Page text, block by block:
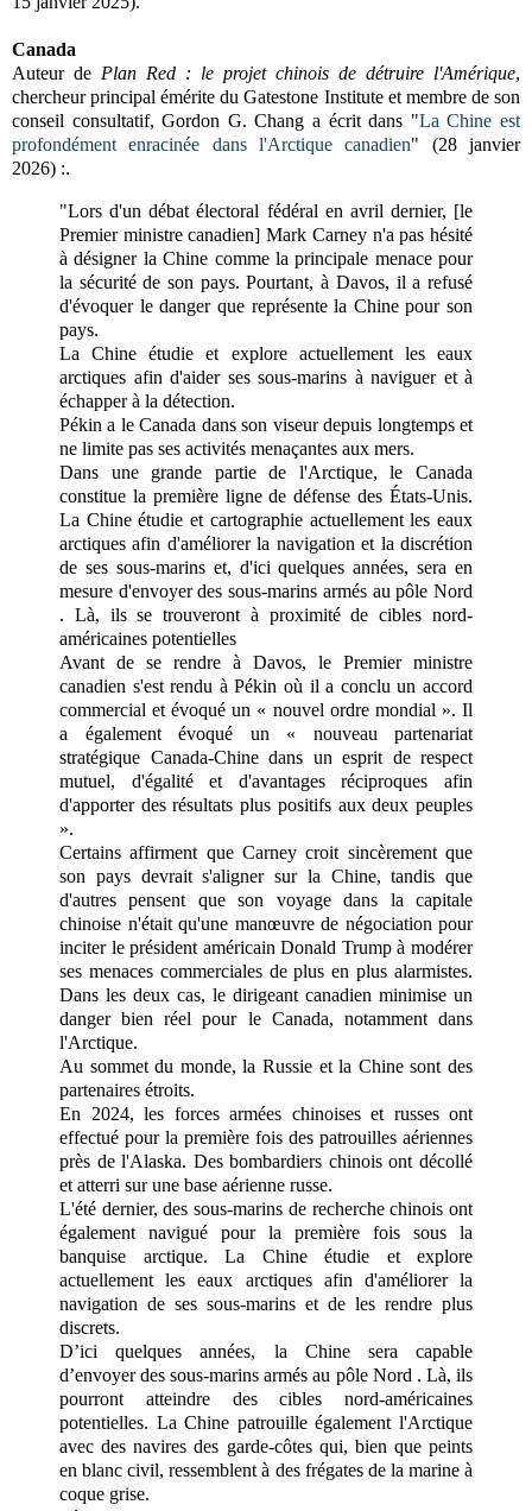
Canada
Auteur de Plan Red : le projet chinois de détruire l'Amérique,
chercheur principal émérite du Gatestone Institute et membre de son
conseil consultatif,Gordon G. Chang a écrit dans "La Chine est
profondément enracinée dans l'Arctique canadien" (28 janvier
2026) :.
"Lors d'un débat électoral fédéral en avril dernier, [le
Premier ministre canadien] Mark Carney n'a pas hésité
à désigner la Chine comme la principale menace pour
la sécurité de son pays. Pourtant, à Davos, il a refusé
d'évoquer le danger que représente la Chine pour son
pays.
La Chine étudie et explore actuellement les eaux
arctiques afin d'aider ses sous-marins à naviguer et à
échapper à la détection.
Pékin a le Canada dans son viseur depuis longtemps et
ne limite pas ses activités menaçantes aux mers.
Dans une grande partie de l'Arctique, le Canada
constitue la première ligne de défense des États-Unis.
La Chine étudie et cartographie actuellement les eaux
arctiques afin d'améliorer la navigation et la discrétion
de ses sous-marins et, d'ici quelques années, sera en
mesure d'envoyer des sous-marins armés au pôle Nord
. Là, ils se trouveront à proximité de cibles nord-
américaines potentielles
Avant de se rendre à Davos, le Premier ministre
canadien s'est rendu à Pékin où il a conclu un accord
commercial et évoqué un « nouvel ordre mondial ». Il
a également évoqué un « nouveau partenariat
stratégique Canada-Chine dans un esprit de respect
mutuel, d'égalité et d'avantages réciproques afin
d'apporter des résultats plus positifs aux deux peuples
».
Certains affirment que Carney croit sincèrement que
son pays devrait s'aligner sur la Chine, tandis que
d'autres pensent que son voyage dans la capitale
chinoise n'était qu'une manœuvre de négociation pour
inciter le président américain Donald Trump à modérer
ses menaces commerciales de plus en plus alarmistes.
Dans les deux cas, le dirigeant canadien minimise un
danger bien réel pour le Canada, notamment dans
l'Arctique.
Au sommet du monde, la Russie et la Chine sont des
partenaires étroits.
En 2024, les forces armées chinoises et russes ont
effectué pour la première fois des patrouilles aériennes
près de l'Alaska. Des bombardiers chinois ont décollé
et atterri sur une base aérienne russe.
L'été dernier, des sous-marins de recherche chinois ont
également navigué pour la première fois sous la
banquise arctique. La Chine étudie et explore
actuellement les eaux arctiques afin d'améliorer la
navigation de ses sous-marins et de les rendre plus
discrets.
D’ici quelques années, la Chine sera capable
d’envoyer des sous-marins armés au pôle Nord . Là, ils
pourront atteindre des cibles nord-américaines
potentielles. La Chine patrouille également l'Arctique
avec des navires des garde-côtes qui, bien que peints
en blanc civil, ressemblent à des frégates de la marine à
coque grise.